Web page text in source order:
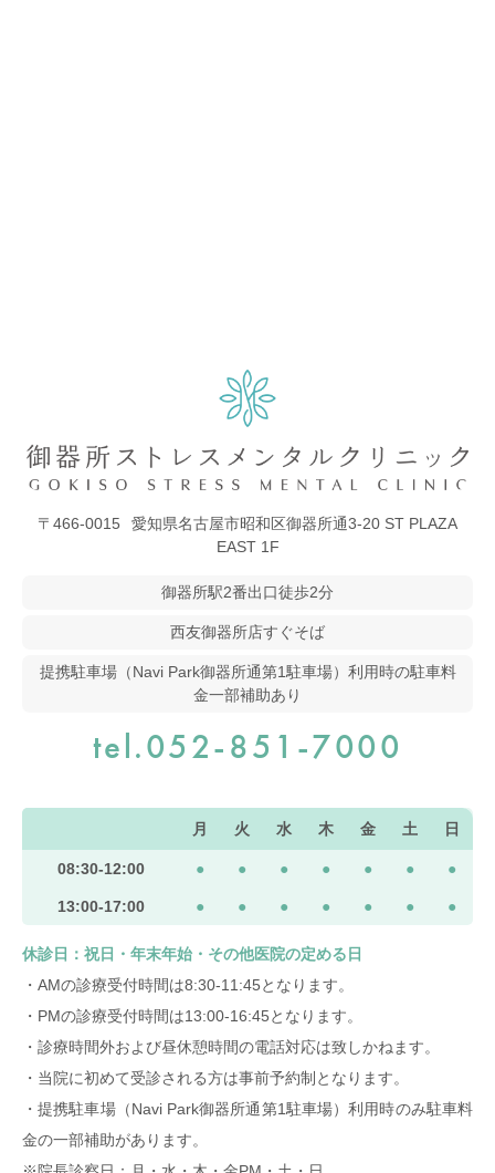
〒466-0015
愛知県名古屋市昭和区御器所通3-20 ST PLAZA
EAST 1F
御器所駅2番出口徒歩2分
西友御器所店すぐそば
提携駐車場（Navi Park御器所通第1駐車場）利用時の駐車料
金一部補助あり
tel.052-851-7000
月 火 水 木 金 土 日
08:30-12:00 ● ● ● ● ● ● ●
13:00-17:00 ● ● ● ● ● ● ●
休診日：祝日・年末年始・その他医院の定める日
・AMの診療受付時間は8:30-11:45となります。
・PMの診療受付時間は13:00-16:45となります。
・診療時間外および昼休憩時間の電話対応は致しかねます。
・当院に初めて受診される方は事前予約制となります。
・提携駐車場（Navi Park御器所通第1駐車場）利用時のみ駐車料
金の一部補助があります。